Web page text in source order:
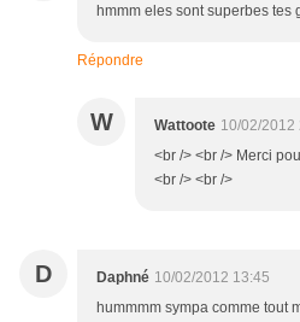
hmmm eles sont superbes tes
Répondre
W Wattoote 10/02/2012
<br /> <br /> Merci
<br /> <br />
D Daphné 10/02/2012 13:45
hummmm sympa comme tout